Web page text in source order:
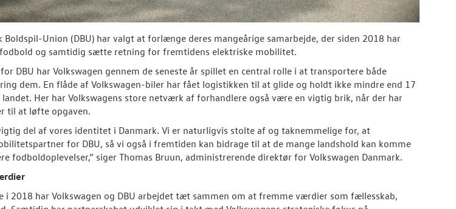
Boldspil-Union (DBU) har valgt at forlænge deres mangeårige samarbejde, der siden 2018 har
og samtidig sætte retning for fremtidens elektriske mobilitet.
DBU har Volkswagen gennem de seneste år spillet en central rolle i at transportere både
dem. En flåde af Volkswagen-biler har fået logistikken til at glide og holdt ikke mindre end 17
Her har Volkswagens store netværk af forhandlere også være en vigtig brik, når der har
til at løfte opgaven.
del af vores identitet i Danmark. Vi er naturligvis stolte af og taknemmelige for, at
for DBU, så vi også i fremtiden kan bidrage til at de mange landshold kan komme
fodboldoplevelser,” siger Thomas Bruun, administrerende direktør for Volkswagen Danmark.
i 2018 har Volkswagen og DBU arbejdet tæt sammen om at fremme værdier som fællesskab,